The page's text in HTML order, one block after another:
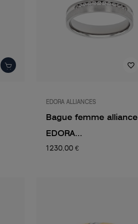
favorite_border
EDORA ALLIANCES
Bague femme alliance
EDORA...
1 230,00 €